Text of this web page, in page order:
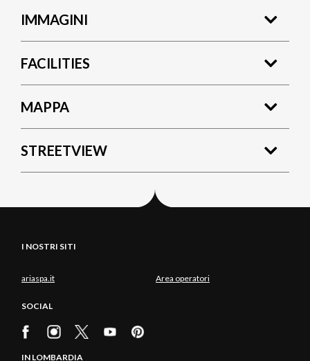
IMMAGINI
FACILITIES
MAPPA
STREETVIEW
I NOSTRI SITI
ariaspa.it Area operatori
SOCIAL
IN LOMBARDIA